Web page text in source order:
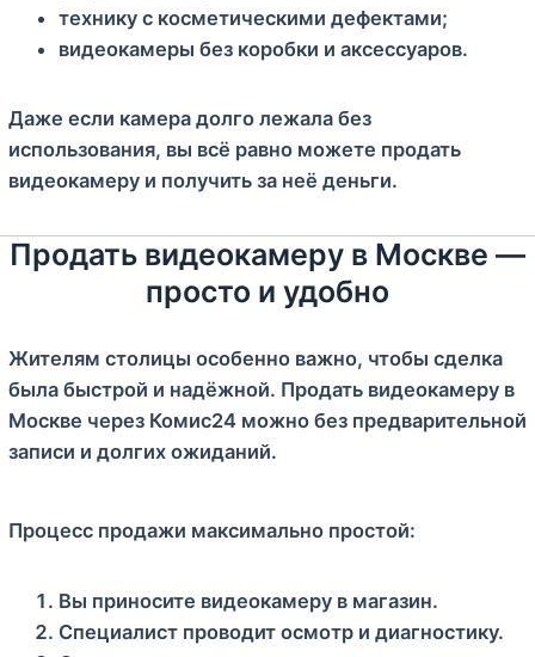
технику с косметическими дефектами;
видеокамеры без коробки и аксессуаров.
Даже если камера долго лежала без
использования, вы всё равно можете продать
видеокамеру и получить за неё деньги.
Продать видеокамеру в Москве —
просто и удобно
Жителям столицы особенно важно, чтобы сделка
была быстрой и надёжной. Продать видеокамеру в
Москве через Комис24 можно без предварительной
записи и долгих ожиданий.
Процесс продажи максимально простой:
Вы приносите видеокамеру в магазин.
Специалист проводит осмотр и диагностику.